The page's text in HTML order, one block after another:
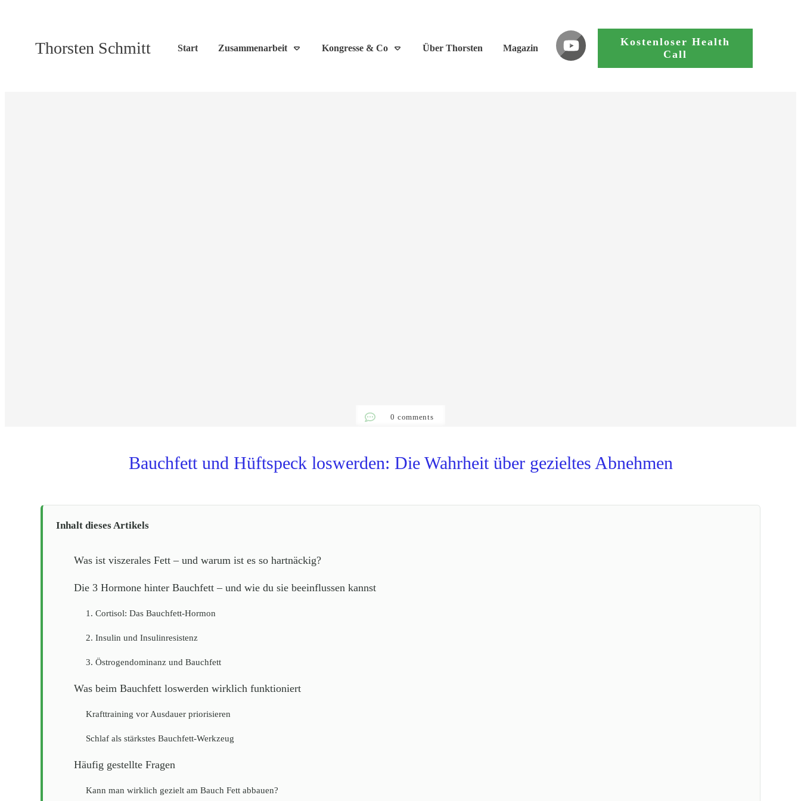
Thorsten Schmitt Start Zusammenarbeit Kongresse & Co Über Thorsten Magazin
Kostenloser Health
Call
0 comments
Bauchfett und Hüftspeck loswerden: Die Wahrheit über gezieltes Abnehmen
Inhalt dieses Artikels
Was ist viszerales Fett – und warum ist es so hartnäckig?
Die 3 Hormone hinter Bauchfett – und wie du sie beeinflussen kannst
1. Cortisol: Das Bauchfett-Hormon
2. Insulin und Insulinresistenz
3. Östrogendominanz und Bauchfett
Was beim Bauchfett loswerden wirklich funktioniert
Krafttraining vor Ausdauer priorisieren
Schlaf als stärkstes Bauchfett-Werkzeug
Häufig gestellte Fragen
Kann man wirklich gezielt am Bauch Fett abbauen?